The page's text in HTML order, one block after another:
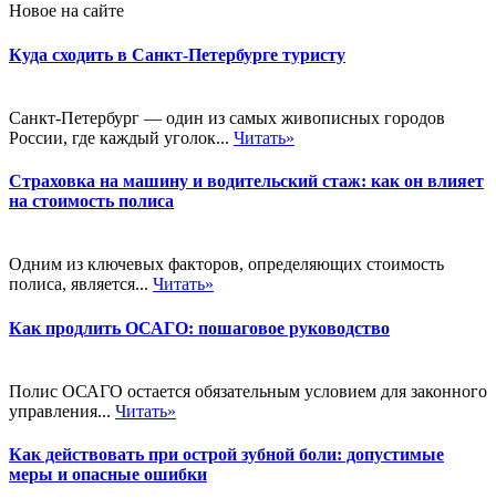
Новое на сайте
Куда сходить в Санкт-Петербурге туристу
Санкт-Петербург — один из самых живописных городов
России, где каждый уголок... Читать»
Страховка на машину и водительский стаж: как он влияет
на стоимость полиса
Одним из ключевых факторов, определяющих стоимость
полиса, является... Читать»
Как продлить ОСАГО: пошаговое руководство
Полис ОСАГО остается обязательным условием для законного
управления... Читать»
Как действовать при острой зубной боли: допустимые
меры и опасные ошибки